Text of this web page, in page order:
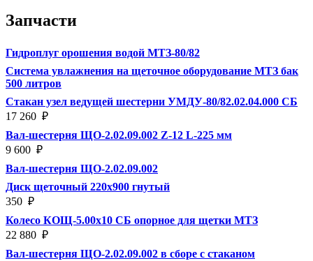
Запчасти
Гидроплуг орошения водой МТЗ-80/82
Система увлажнения на щеточное оборудование МТЗ бак
500 литров
Стакан узел ведущей шестерни УМДУ-80/82.02.04.000 СБ
17 260 ₽
Вал-шестерня ЩО-2.02.09.002 Z-12 L-225 мм
9 600 ₽
Вал-шестерня ЩО-2.02.09.002
Диск щеточный 220х900 гнутый
350 ₽
Колесо КОЩ-5.00х10 СБ опорное для щетки МТЗ
22 880 ₽
Вал-шестерня ЩО-2.02.09.002 в сборе с стаканом